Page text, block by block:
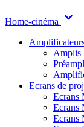
Home-cinéma
Amplis
Ecrans de
Ecrans
Ecrans
Ecrans